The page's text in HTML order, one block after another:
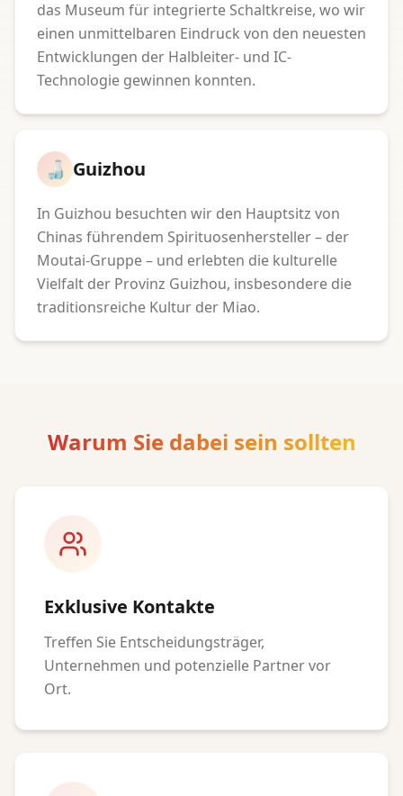
das Museum für integrierte Schaltkreise, wo wir
einen unmittelbaren Eindruck von den neuesten
Entwicklungen der Halbleiter- und IC-
Technologie gewinnen konnten.
🍶 Guizhou
In Guizhou besuchten wir den Hauptsitz von
Chinas führendem Spirituosenhersteller – der
Moutai-Gruppe – und erlebten die kulturelle
Vielfalt der Provinz Guizhou, insbesondere die
traditionsreiche Kultur der Miao.
Warum Sie dabei sein sollten
Exklusive Kontakte
Treffen Sie Entscheidungsträger,
Unternehmen und potenzielle Partner vor
Ort.